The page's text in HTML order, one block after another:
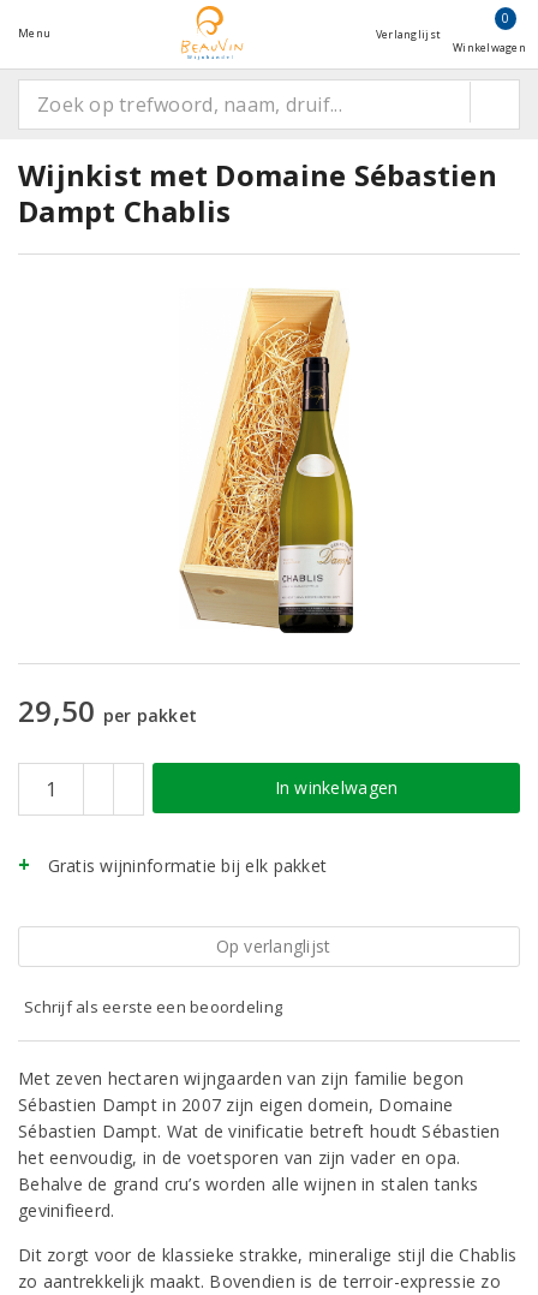
Menu Verlanglijst
0
Winkelwagen
Wijnkist met Domaine Sébastien
Dampt Chablis
29,50 per pakket
In winkelwagen
Gratis wijninformatie bij elk pakket
Op verlanglijst
Schrijf als eerste een beoordeling
Met zeven hectaren wijngaarden van zijn familie begon
Sébastien Dampt in 2007 zijn eigen domein, Domaine
Sébastien Dampt. Wat de vinificatie betreft houdt Sébastien
het eenvoudig, in de voetsporen van zijn vader en opa.
Behalve de grand cru’s worden alle wijnen in stalen tanks
gevinifieerd.
Dit zorgt voor de klassieke strakke, mineralige stijl die Chablis
zo aantrekkelijk maakt. Bovendien is de terroir-expressie zo